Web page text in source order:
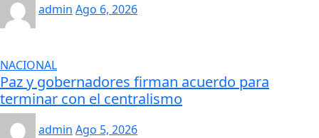
admin Ago 6, 2026
NACIONAL
Paz y gobernadores firman acuerdo para
terminar con el centralismo
admin Ago 5, 2026